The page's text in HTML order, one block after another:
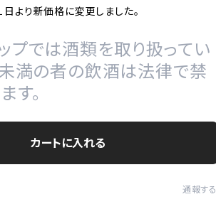
より新価格に変更しました。
プでは酒類を取り扱ってい
満の者の飲酒は法律で禁
す。
カートに入れる
通報する